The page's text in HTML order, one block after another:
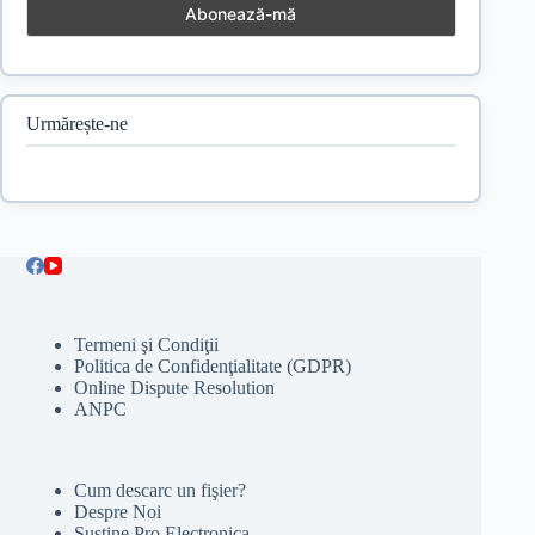
Urmărește-ne
Termeni şi Condiţii
Politica de Confidenţialitate (GDPR)
Online Dispute Resolution
ANPC
Cum descarc un fişier?
Despre Noi